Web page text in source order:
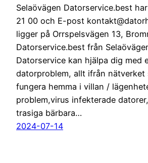
Selaövägen Datorservice.best
21 00 och E-post
ligger på Orrspelsvägen 13,
Datorservice.best från
Datorservice kan hjälpa dig med
datorproblem, allt ifrån nätverket
fungera hemma i villan /
problem,virus infekterade
trasiga bärbara…
2024-07-14